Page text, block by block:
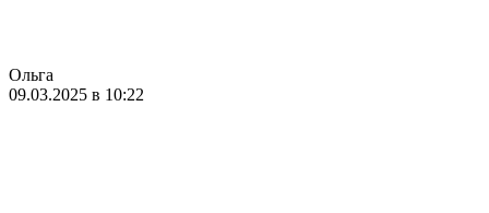
Ольга
09.03.2025 в 10:22